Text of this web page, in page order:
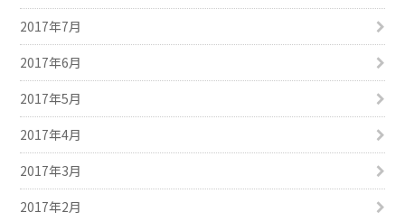
2017年7月
2017年6月
2017年5月
2017年4月
2017年3月
2017年2月